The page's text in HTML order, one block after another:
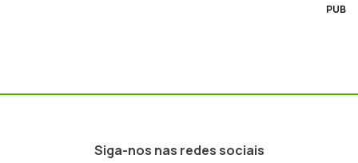
PUB
Siga-nos nas redes sociais